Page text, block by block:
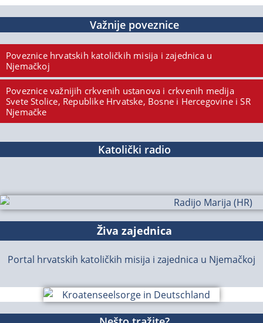
Važnije poveznice
Poveznice hrvatskih katoličkih misija i zajednica u
Njemačkoj
Poveznice važnijih crkvenih ustanova i crkvenih medija
Svete Stolice, Republike Hrvatske, Bosne i Hercegovine i SR
Njemačke
Katolički radio
Živa zajednica
Portal hrvatskih katoličkih misija i zajednica u Njemačkoj